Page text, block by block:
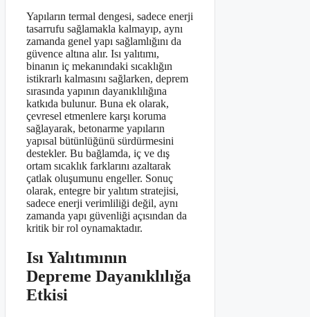
Yapıların termal dengesi, sadece enerji
tasarrufu sağlamakla kalmayıp, aynı
zamanda genel yapı sağlamlığını da
güvence altına alır. Isı yalıtımı,
binanın iç mekanındaki sıcaklığın
istikrarlı kalmasını sağlarken, deprem
sırasında yapının dayanıklılığına
katkıda bulunur. Buna ek olarak,
çevresel etmenlere karşı koruma
sağlayarak, betonarme yapıların
yapısal bütünlüğünü sürdürmesini
destekler. Bu bağlamda, iç ve dış
ortam sıcaklık farklarını azaltarak
çatlak oluşumunu engeller. Sonuç
olarak, entegre bir yalıtım stratejisi,
sadece enerji verimliliği değil, aynı
zamanda yapı güvenliği açısından da
kritik bir rol oynamaktadır.
Isı Yalıtımının
Depreme Dayanıklılığa
Etkisi